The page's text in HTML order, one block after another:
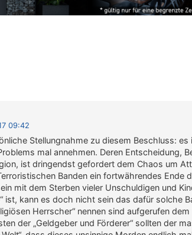
09:42
Stellungnahme zu diesem Beschluss:
mal annehmen. Deren Entscheidung,
ist dringendst gefordert dem Chaos um
Banden ein fortwährendes Ende
mit dem Sterben vieler Unschuldigen und
ist, kann es doch nicht sein das dafür solche
Herrscher“ nennen sind aufgerufen
der „Geldgeber und Förderer“ sollten der